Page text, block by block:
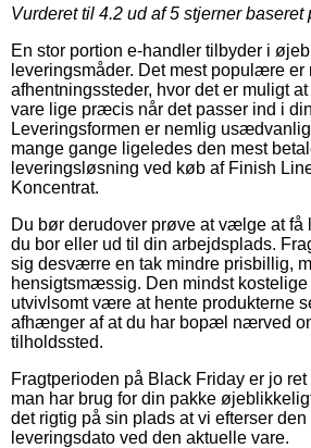
Vurderet til 4.2 ud af 5 stjerner baseret
En stor portion e-handler tilbyder i
leveringsmåder. Det mest populære er
afhentningssteder, hvor det er muligt
vare lige præcis når det passer ind i
Leveringsformen er nemlig
mange gange ligeledes den mest
leveringsløsning ved køb af Finish
Koncentrat.
Du bør derudover prøve at vælge at få
du bor eller ud til din arbejdsplads.
sig desværre en tak mindre prisbillig,
hensigtsmæssig. Den mindst kostelige
utvivlsomt være at hente produkterne
afhænger af at du har bopæl nærved
tilholdssted.
Fragtperioden på Black Friday er jo
man har brug for din pakke
det rigtig på sin plads at vi efterser
leveringsdato ved den aktuelle vare.